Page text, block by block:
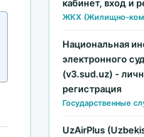
кабинет, вход и
ЖКХ (Жилищно-
Национальная
электронного
(v3.sud.uz) -
регистрация
Государственные
UzAirPlus